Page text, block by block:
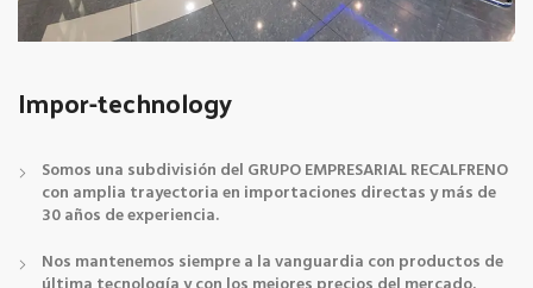
Impor-technology
Somos una subdivisión del GRUPO EMPRESARIAL RECALFRENO
con amplia trayectoria en importaciones directas y más de
30 años de experiencia.
Nos mantenemos siempre a la vanguardia con productos de